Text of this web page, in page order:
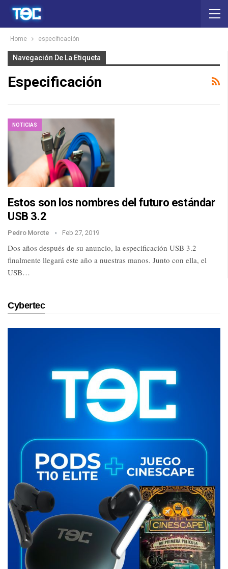
Home especificación
Navegación De La Etiqueta
Especificación
NOTICIAS
Estos son los nombres del futuro estándar
USB 3.2
Pedro Morote Feb 27, 2019
Dos años después de su anuncio, la especificación USB 3.2
finalmente llegará este año a nuestras manos. Junto con ella, el
USB…
Cybertec